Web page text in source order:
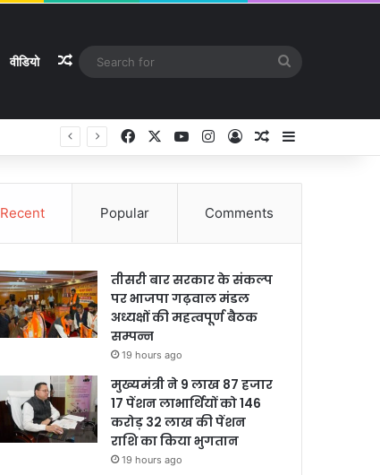
वीडियो Random Article
Facebook YouTubeInstagram
Log InRandom Article
Recent Popular Comments
तीसरी बार सरकार के संकल्प
पर भाजपा गढ़वाल मंडल
अध्यक्षों की महत्वपूर्ण बैठक
सम्पन्न
19 hours ago
मुख्यमंत्री ने 9 लाख 87 हजार
17 पेंशन लाभार्थियों को 146
करोड़ 32 लाख की पेंशन
राशि का किया भुगतान
19 hours ago